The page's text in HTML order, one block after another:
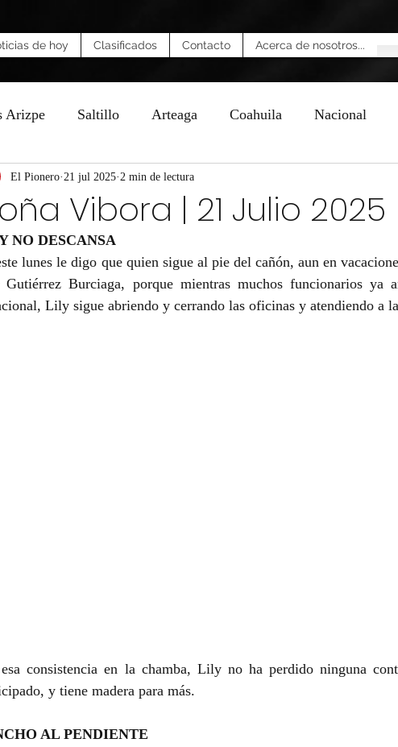
de hoy Clasificados Contacto Acerca de nosotros...
Arizpe Saltillo Arteaga Coahuila Nacional
Opinión
Vibora | 21 Julio 2025
El Pionero 21 jul 2025 2 min de lectura
NO DESCANSA
lunes le digo que quien sigue al pie del cañón, aun en
Burciaga, porque mientras muchos funcionarios ya
Lily sigue abriendo y cerrando las oficinas y atendiendo a
consistencia en la chamba, Lily no ha perdido ninguna
y tiene madera para más.
AL PENDIENTE